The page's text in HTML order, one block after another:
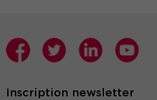
Inscription newsletter